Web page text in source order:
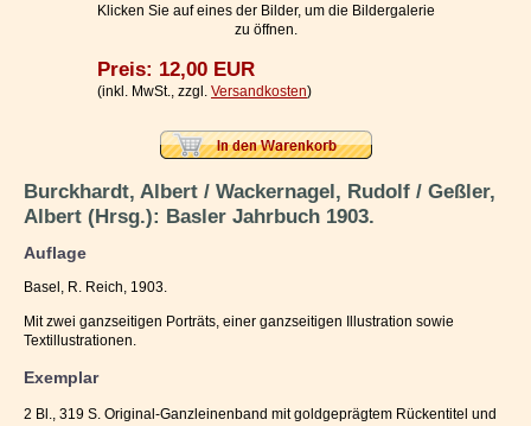
Ihr WarenkorbKlicken Sie auf eines der Bilder, um die Bildergalerie
zu öffnen.
Preis: 12,00 EUR
(inkl. MwSt., zzgl. Versandkosten)
Burckhardt, Albert / Wackernagel, Rudolf / Geßler,
Albert (Hrsg.): Basler Jahrbuch 1903.
Auflage
Basel, R. Reich, 1903.
Mit zwei ganzseitigen Porträts, einer ganzseitigen Illustration sowie
Textillustrationen.
Exemplar
2 Bl., 319 S. Original-Ganzleinenband mit goldgeprägtem Rückentitel und